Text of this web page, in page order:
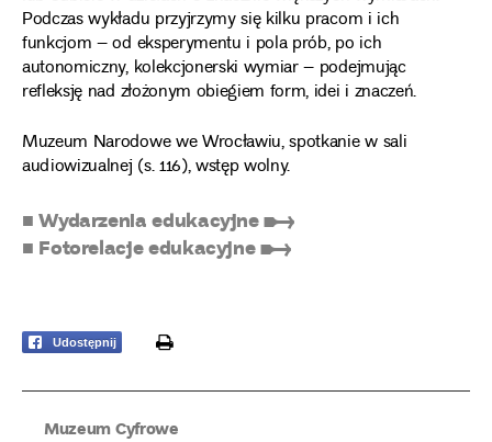
Podczas wykładu przyjrzymy się kilku pracom i ich
funkcjom – od eksperymentu i pola prób, po ich
autonomiczny, kolekcjonerski wymiar – podejmując
refleksję nad złożonym obiegiem form, idei i znaczeń.
Muzeum Narodowe we Wrocławiu, spotkanie w sali
audiowizualnej (s. 116), wstęp wolny.
■ Wydarzenia edukacyjne ➸
■ Fotorelacje edukacyjne ➸
Udostępnij print
Muzeum Cyfrowe